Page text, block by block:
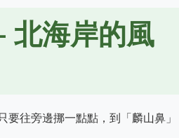
北海岸的風
往旁邊挪一點點，到「麟山鼻」